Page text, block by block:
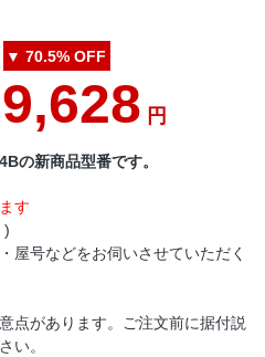
▼ 70.5% OFF
円
の新商品型番です。
す
)
屋号などをお伺いさせていただく
点があります。ご注文前に据付説
い。